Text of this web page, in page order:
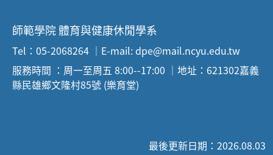
師範學院 體育與健康休閒學系
Tel：05-2068264 ｜E-mail: dpe@mail.ncyu.edu.tw
服務時間 ：周一至周五 8:00--17:00 ｜地址：621302嘉義
縣民雄鄉文隆村85號 (樂育堂)
最後更新日期：2026.08.03